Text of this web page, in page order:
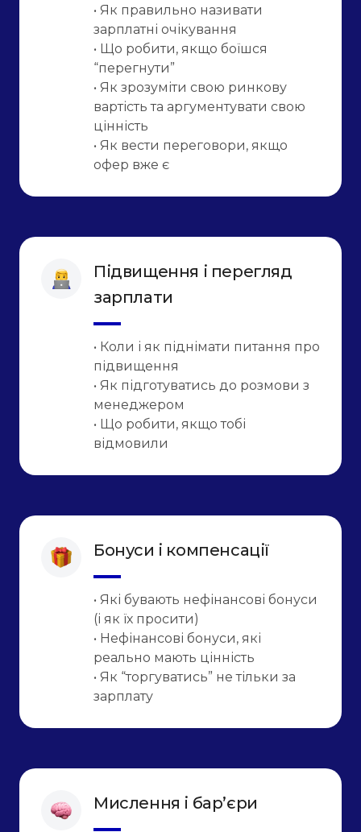
• Як правильно називати
зарплатні очікування
• Що робити, якщо боїшся
“перегнути”
• Як зрозуміти свою ринкову
вартість та аргументувати свою
цінність
• Як вести переговори, якщо
офер вже є
Підвищення і перегляд
зарплати
• Коли і як піднімати питання про
підвищення
• Як підготуватись до розмови з
менеджером
• Що робити, якщо тобі
відмовили
Бонуси і компенсації
• Які бувають нефінансові бонуси
(і як їх просити)
• Нефінансові бонуси, які
реально мають цінність
• Як “торгуватись” не тільки за
зарплату
Мислення і бар’єри